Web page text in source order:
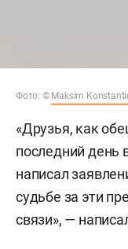
Фото: © Maksim
«Друзья, как
последний день
написал
судьбе за эти
связи», —